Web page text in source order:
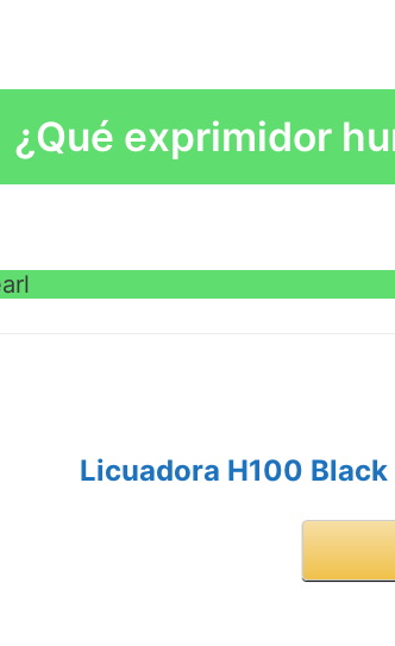
¿Qué exprimidor
Licuadora H100 Black